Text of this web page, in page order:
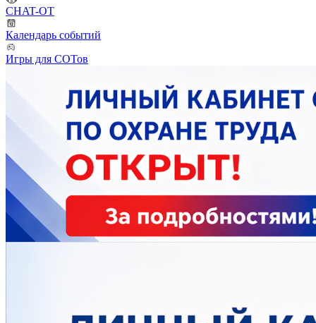
CHAT-OT
Календарь событий
Игры для СОТов